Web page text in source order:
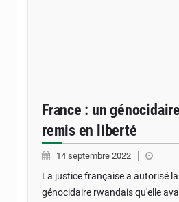
France : un
remis en liberté
14 septembre 2022
La justice française a autorisé
génocidaire rwandais qu'elle